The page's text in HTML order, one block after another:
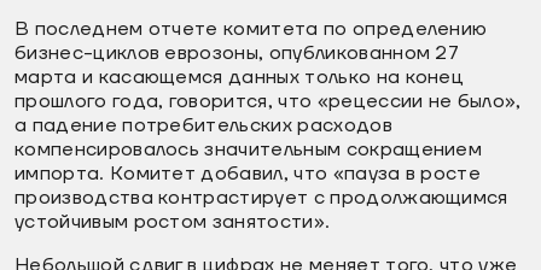
В последнем отчете комитета по определению
бизнес-циклов еврозоны, опубликованном 27
марта и касающемся данных только на конец
прошлого года, говорится, что «рецессии не было»,
а падение потребительских расходов
компенсировалось значительным сокращением
импорта. Комитет добавил, что «пауза в росте
производства контрастирует с продолжающимся
устойчивым ростом занятости».